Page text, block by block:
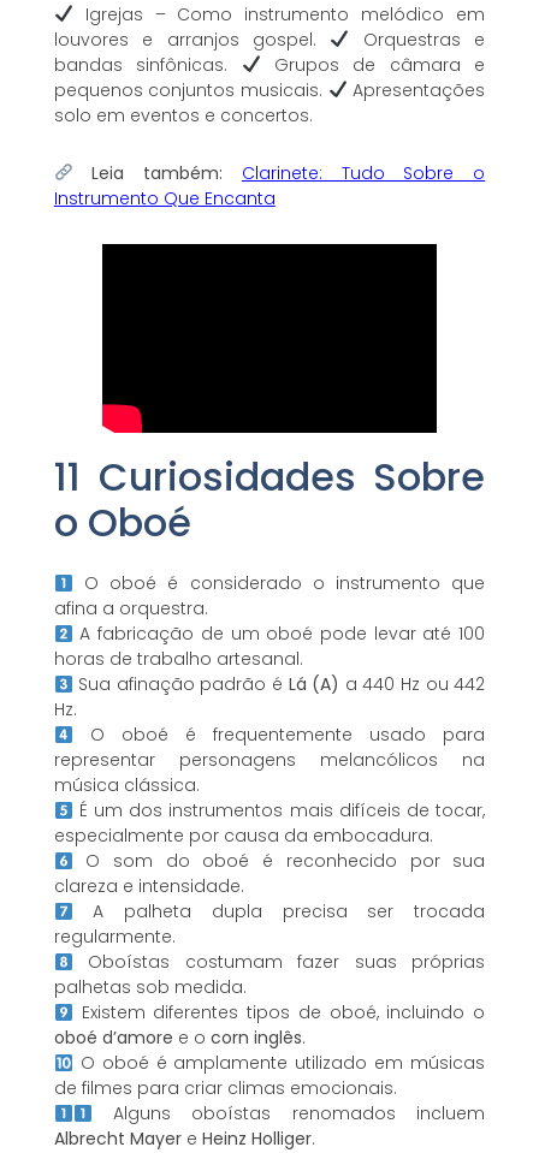
Igrejas – Como instrumento melódico em
louvores e arranjos gospel.
Orquestras e
bandas sinfônicas.
Grupos de câmara e
pequenos conjuntos musicais.
Apresentações
solo em eventos e concertos.
Leia também:
Clarinete: Tudo Sobre o
Instrumento Que Encanta
11 Curiosidades Sobre
o Oboé
O oboé é considerado o instrumento que
afina a orquestra.
A fabricação de um oboé pode levar até 100
horas de trabalho artesanal.
Sua afinação padrão é Lá (A) a 440 Hz ou 442
Hz.
O oboé é frequentemente usado para
representar personagens melancólicos na
música clássica.
É um dos instrumentos mais difíceis de tocar,
especialmente por causa da embocadura.
O som do oboé é reconhecido por sua
clareza e intensidade.
A palheta dupla precisa ser trocada
regularmente.
Oboístas costumam fazer suas próprias
palhetas sob medida.
Existem diferentes tipos de oboé, incluindo o
oboé d’amore e o corn inglês.
O oboé é amplamente utilizado em músicas
de filmes para criar climas emocionais.
Alguns oboístas renomados incluem
Albrecht Mayere Heinz Holliger.